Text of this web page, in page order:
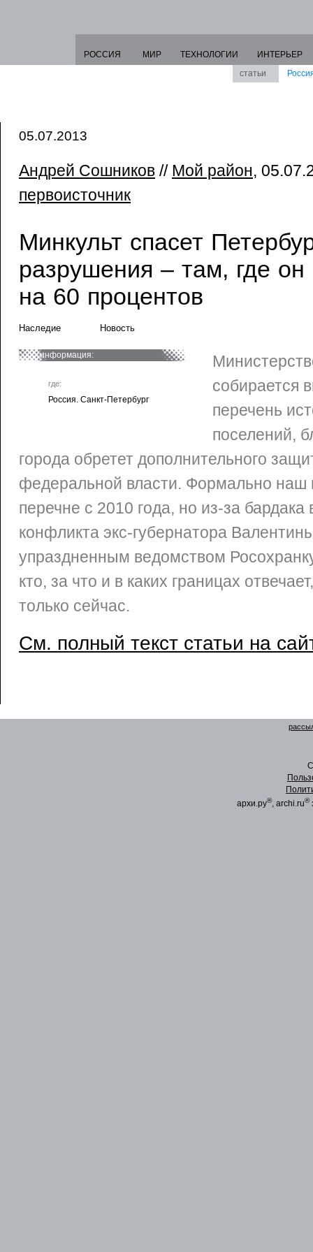
РОССИЯ МИР ТЕХНОЛОГИИ
ИНТЕРЬЕР
статьи
05.07.2013
Андрей Сошников // Мой район,
первоисточник
Минкульт спасет
разрушения – там, где он
на 60 процентов
Наследие Новость
информация:
где:
Россия. Санкт-Петербург
собирается
перечень
поселений,
города обретет дополнительного
федеральной власти. Формально наш
перечне с 2010 года, но из-за бардака
конфликта экс-губернатора
упраздненным ведомством
кто, за что и в каких границах
только сейчас.
См. полный текст статьи на
архи.ру®, archi.ru®